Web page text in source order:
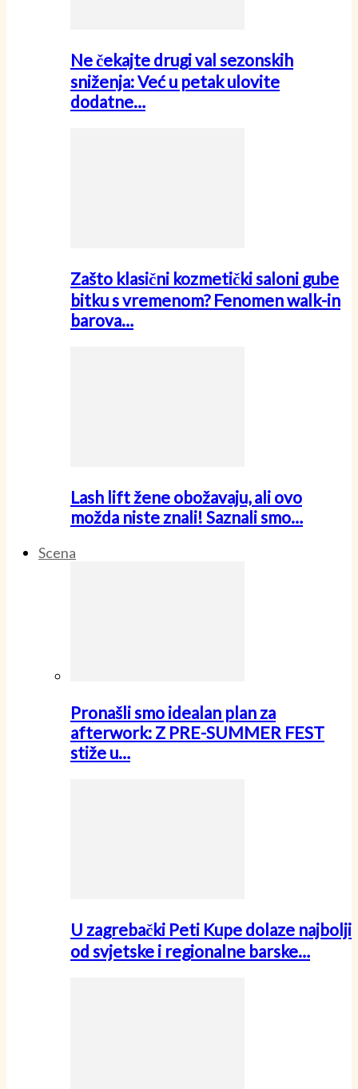
Ne čekajte drugi val sezonskih
sniženja: Već u petak ulovite
dodatne…
Zašto klasični kozmetički saloni gube
bitku s vremenom? Fenomen walk-in
barova…
Lash lift žene obožavaju, ali ovo
možda niste znali! Saznali smo…
Scena
Pronašli smo idealan plan za
afterwork: Z PRE-SUMMER FEST
stiže u…
U zagrebački Peti Kupe dolaze najbolji
od svjetske i regionalne barske…